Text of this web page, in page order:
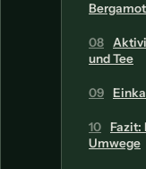
08
und Tee
09
10
Fazit:
Umwege